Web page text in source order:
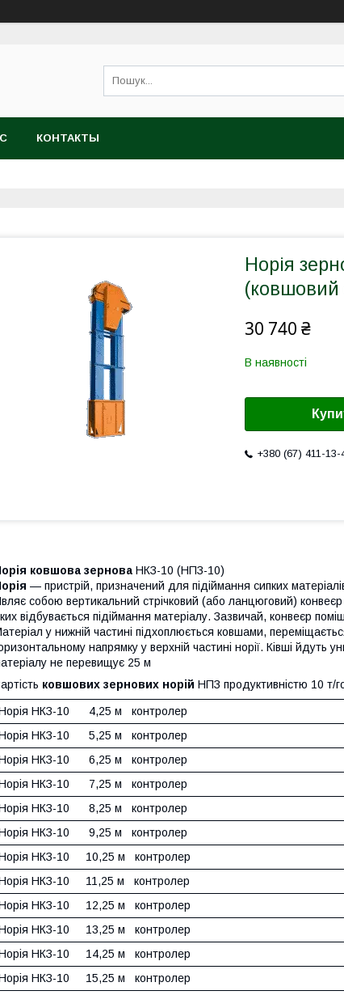
КОНТАКТЫ
Норія
(ковшовий
30 740 ₴
В наявності
+380 (67) 411-13-
ковшова зернова НКЗ-10 (НПЗ-10)
— пристрій, призначений для підіймання сипких
собою вертикальний стрічковий (або ланцюговий)
відбувається підіймання матеріалу. Зазвичай, конвеєр
у нижній частині підхоплюється ковшами,
напрямку у верхній частині норії. Ківші
не перевищує 25 м
ковшових зернових норій НПЗ продуктивністю 10 т/
НКЗ-10 4,25 м контролер
НКЗ-10 5,25 м контролер
НКЗ-10 6,25 м контролер
НКЗ-10 7,25 м контролер
НКЗ-10 8,25 м контролер
НКЗ-10 9,25 м контролер
НКЗ-10 10,25 м контролер
НКЗ-10 11,25 м контролер
НКЗ-10 12,25 м контролер
НКЗ-10 13,25 м контролер
НКЗ-10 14,25 м контролер
НКЗ-10 15,25 м контролер